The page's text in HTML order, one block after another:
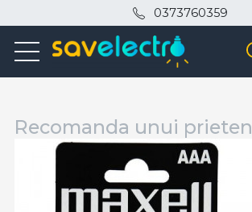
0373760359
Recomanda unui prieten